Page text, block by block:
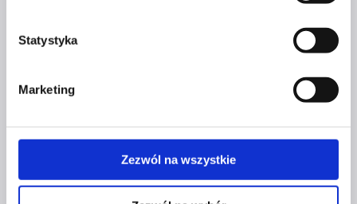
Statystyka
Marketing
Zezwól na wszystkie
businesswoman
BUSINESS & LIFE
UDZIAŁ W KONFERENCJACH –
TWOJE DRZWI DO NOWYCH
MOŻLIWOŚCI I WIELKICH